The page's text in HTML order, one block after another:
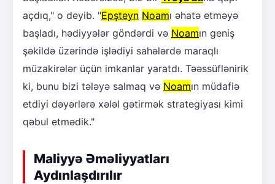
açdıq," o deyib. "Epşteyn Noamı əhatə etməyə
başladı, hədiyyələr göndərdi və Noamın geniş
şəkildə üzərində işlədiyi sahələrdə maraqlı
müzakirələr üçün imkanlar yaratdı. Təəssüflənirik
ki, bunu bizi tələyə salmaq və Noamın müdafiə
etdiyi dəyərlərə xələl gətirmək strategiyası kimi
qəbul etmədik."
Maliyyə Əməliyyatları
Aydınlaşdırılır